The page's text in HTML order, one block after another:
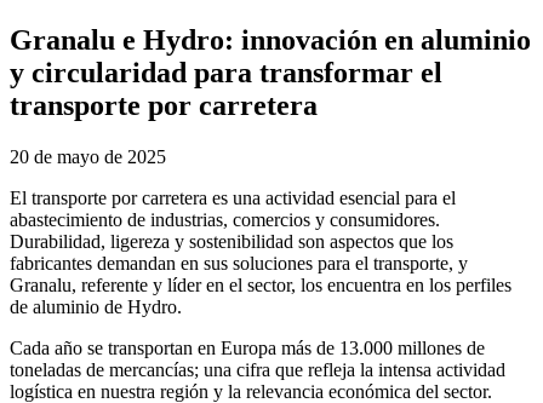
Granalu e Hydro: innovación en aluminio
y circularidad para transformar el
transporte por carretera
20 de mayo de 2025
El transporte por carretera es una actividad esencial para el
abastecimiento de industrias, comercios y consumidores.
Durabilidad, ligereza y sostenibilidad son aspectos que los
fabricantes demandan en sus soluciones para el transporte, y
Granalu, referente y líder en el sector, los encuentra en los perfiles
de aluminio de Hydro.
Cada año se transportan en Europa más de 13.000 millones de
toneladas de mercancías; una cifra que refleja la intensa actividad
logística en nuestra región y la relevancia económica del sector.